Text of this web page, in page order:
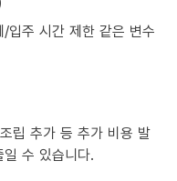
입주 시간 제한 같은 변수
립 추가 등 추가 비용 발
수 있습니다.